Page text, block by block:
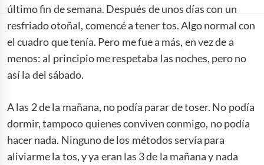
último fin de semana. Después de unos días con un
resfriado otoñal, comencé a tener tos. Algo normal con
el cuadro que tenía. Pero me fue a más, en vez de a
menos: al principio me respetaba las noches, pero no
así la del sábado.
A las 2 de la mañana, no podía parar de toser. No podía
dormir, tampoco quienes conviven conmigo, no podía
hacer nada. Ninguno de los métodos servía para
aliviarme la tos, y ya eran las 3 de la mañana y nada